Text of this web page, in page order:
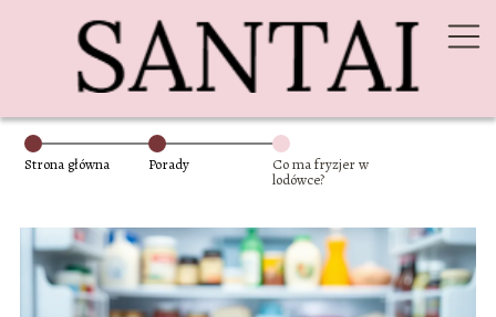
Strona główna Porady
Co ma fryzjer w
lodówce?